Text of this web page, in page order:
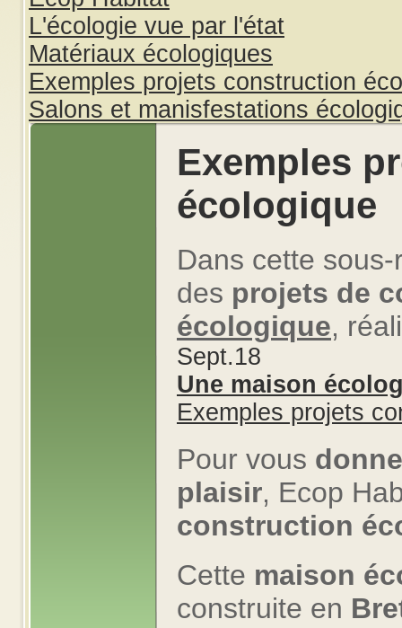
L'écologie vue par l'état
Matériaux écologiques
Exemples projets construction
Salons et manisfestations
Exemples
écologique
Dans cette
des projets de
écologique,
Sept.18
Une maison
Exemples projets
Pour vous
plaisir, Ecop
construction
Cette maison
construite en